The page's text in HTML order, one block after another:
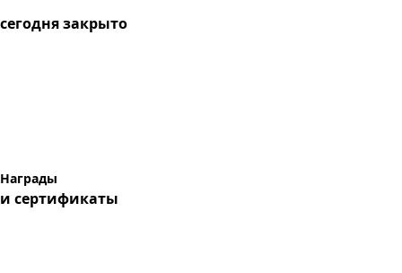
сегоднязакрыто
Награды
и сертификаты